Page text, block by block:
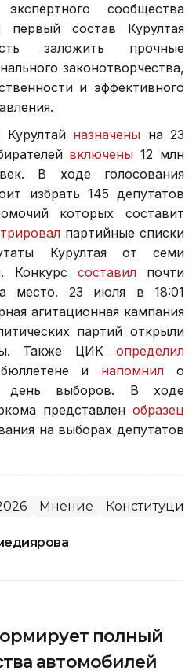
сообщества
состав Курултая
заложить прочные
законотворчества,
и эффективного
назначены на 23
включены 12 млн
В ходе голосования
избрать 145 депутатов
которых составит
партийные списки
Курултая от семи
Конкурс составилпочти
место. 23 июля в 18:01
агитационная кампания
партий открыли
Также ЦИК определил
и напомнил о
день выборов. В ходе
представлен образец
на выборах депутатов
Мнение
полный
автомобилей